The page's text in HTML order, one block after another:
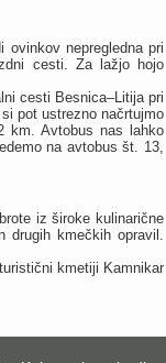
nepregledna pri
cesti. Za lažjo hojo
cesti Besnica–Litija pri
pot ustrezno načrtujmo
km. Avtobus nas lahko
na avtobus št. 13,
iz široke kulinarične
drugih kmečkih opravil.
kmetiji Kamnikar